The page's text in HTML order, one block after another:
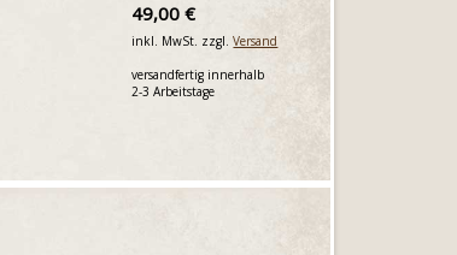
49,00 €
inkl. MwSt. zzgl.Versand
versandfertig innerhalb
2-3 Arbeitstage